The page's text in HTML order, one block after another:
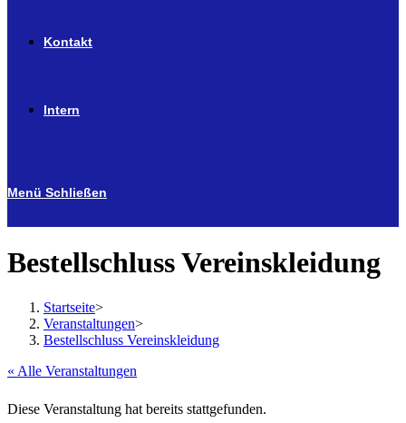
Kontakt
Intern
Menü Schließen
Bestellschluss Vereinskleidung
Startseite>
Veranstaltungen>
Bestellschluss Vereinskleidung
« Alle Veranstaltungen
Diese Veranstaltung hat bereits stattgefunden.